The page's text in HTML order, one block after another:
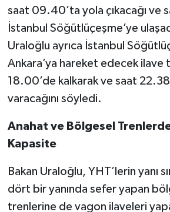
saat 09.40’ta yola çıkacağı ve
İstanbul Söğütlüçeşme’ye
Uraloğlu ayrıca İstanbul
Ankara’ya hareket edecek ilave
18.00’de kalkarak ve saat
varacağını söyledi.
Anahat ve Bölgesel
Kapasite
Bakan Uraloğlu, YHT’lerin yanı
dört bir yanında sefer yapan
trenlerine de vagon ilaveleri